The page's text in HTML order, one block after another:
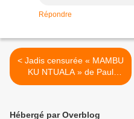
Répondre
< Jadis censurée « MAMBU
KU NTUALA » de Paul
Mwanga en 2ème diffusion
Hébergé par Overblog